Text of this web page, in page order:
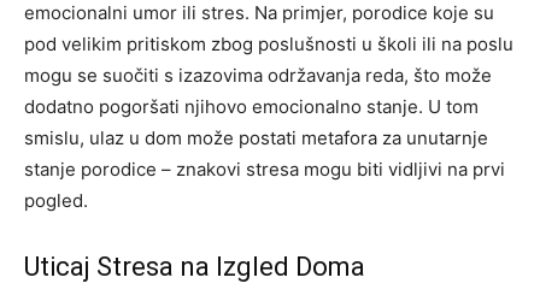
emocionalni umor ili stres. Na primjer, porodice koje su
pod velikim pritiskom zbog poslušnosti u školi ili na poslu
mogu se suočiti s izazovima održavanja reda, što može
dodatno pogoršati njihovo emocionalno stanje. U tom
smislu, ulaz u dom može postati metafora za unutarnje
stanje porodice – znakovi stresa mogu biti vidljivi na prvi
pogled.
Uticaj Stresa na Izgled Doma